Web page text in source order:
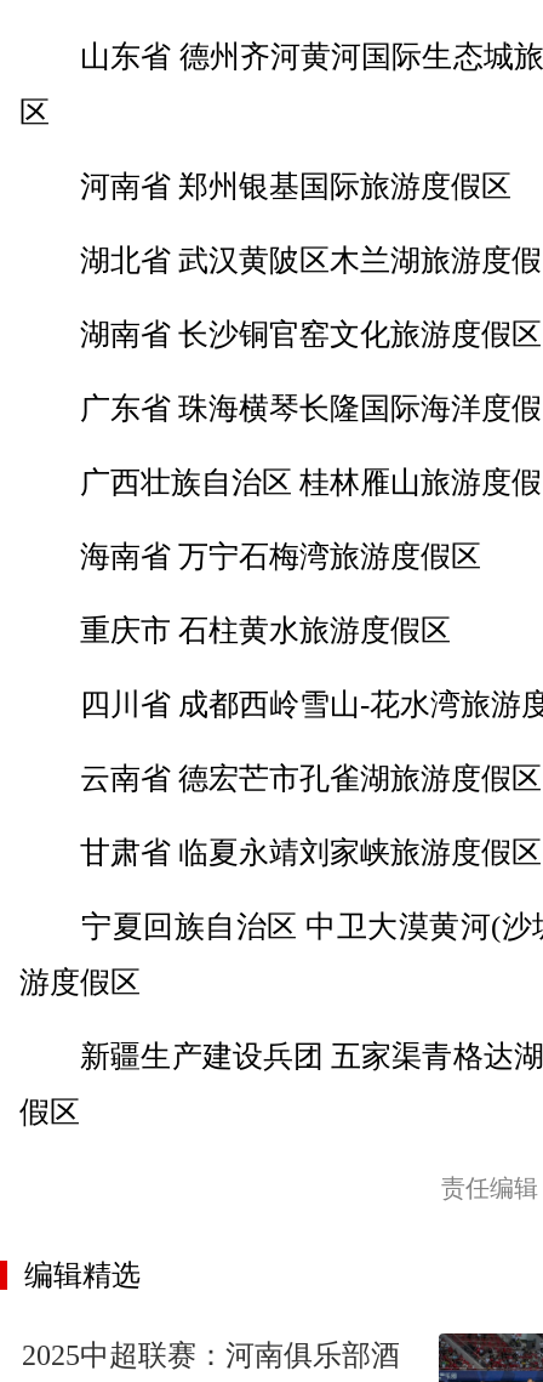
山东省 德州齐河黄河国际生态城
区
河南省 郑州银基国际旅游度假区
湖北省 武汉黄陂区木兰湖旅游度
湖南省 长沙铜官窑文化旅游度假区
广东省 珠海横琴长隆国际海洋度
广西壮族自治区 桂林雁山旅游度
海南省 万宁石梅湾旅游度假区
重庆市 石柱黄水旅游度假区
四川省 成都西岭雪山-花水湾旅游
云南省 德宏芒市孔雀湖旅游度假区
甘肃省 临夏永靖刘家峡旅游度假区
宁夏回族自治区 中卫大漠黄河(沙
游度假区
新疆生产建设兵团 五家渠青格达
假区
责任编
编辑精选
2025中超联赛：河南俱乐部酒